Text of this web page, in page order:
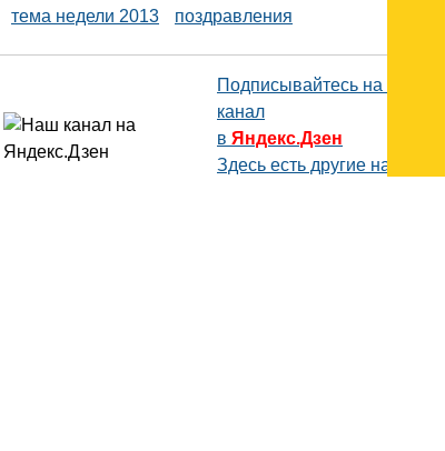
тема недели 2013
поздравления
Подписывайтесь на наш
канал
в Яндекс.Дзен
Здесь есть другие наши